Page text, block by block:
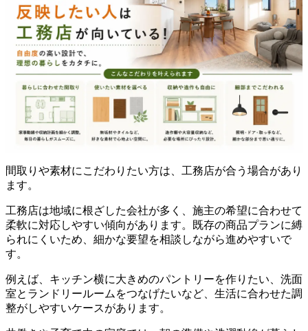
間取りや素材にこだわりたい方は、工務店が合う場合があり
ます。
工務店は地域に根ざした会社が多く、施主の希望に合わせて
柔軟に対応しやすい傾向があります。既存の商品プランに縛
られにくいため、細かな要望を相談しながら進めやすいで
す。
例えば、キッチン横に大きめのパントリーを作りたい、洗面
室とランドリールームをつなげたいなど、生活に合わせた調
整がしやすいケースがあります。